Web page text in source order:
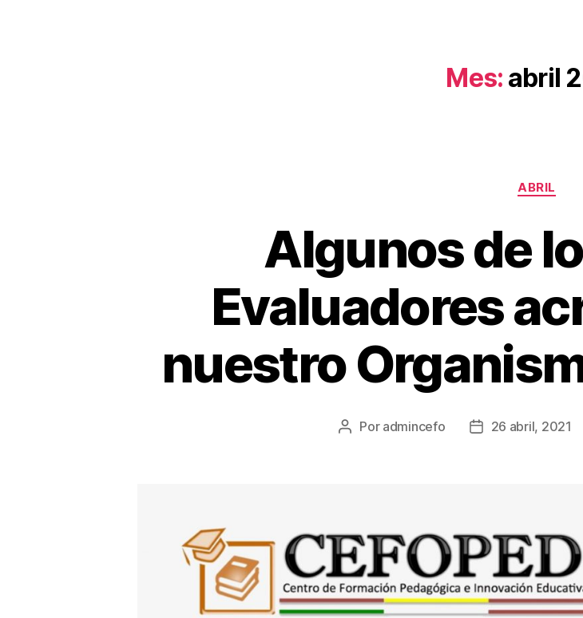
Mes: abril
ABRIL
Algunos de
Evaluadores
nuestro
Por admincefo 26 abril, 2021